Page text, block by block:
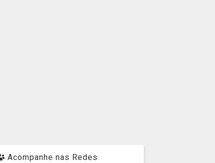
Acompanhe nas Redes